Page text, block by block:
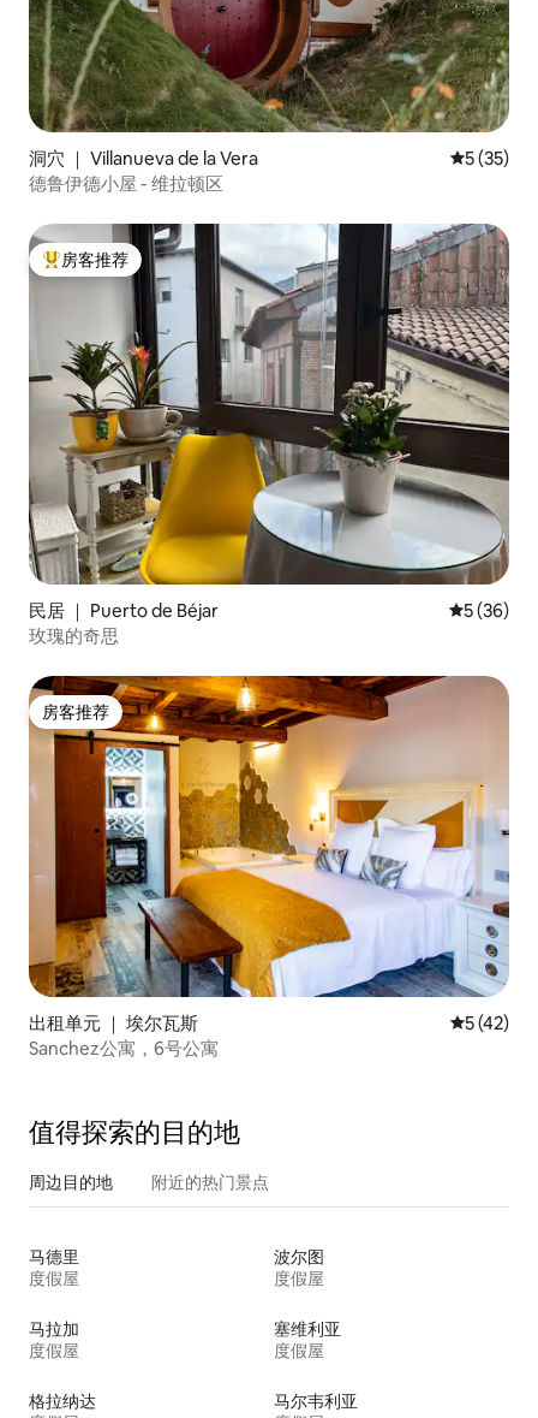
洞穴 ｜ Villanueva de la Vera 平均评分
5 (35)
德鲁伊德小屋 - 维拉顿区
热门「房客推荐」
房客推荐
民居 ｜ Puerto de Béjar 平均评分
5 (36)
玫瑰的奇思
房客推荐
房客推荐
出租单元 ｜ 埃尔瓦斯 平均评分
5 (42)
Sanchez公寓，6号公寓
值得探索的目的地
周边目的地 附近的热门景点
马德里
度假屋
波尔图
度假屋
马拉加
度假屋
塞维利亚
度假屋
格拉纳达
马尔韦利亚